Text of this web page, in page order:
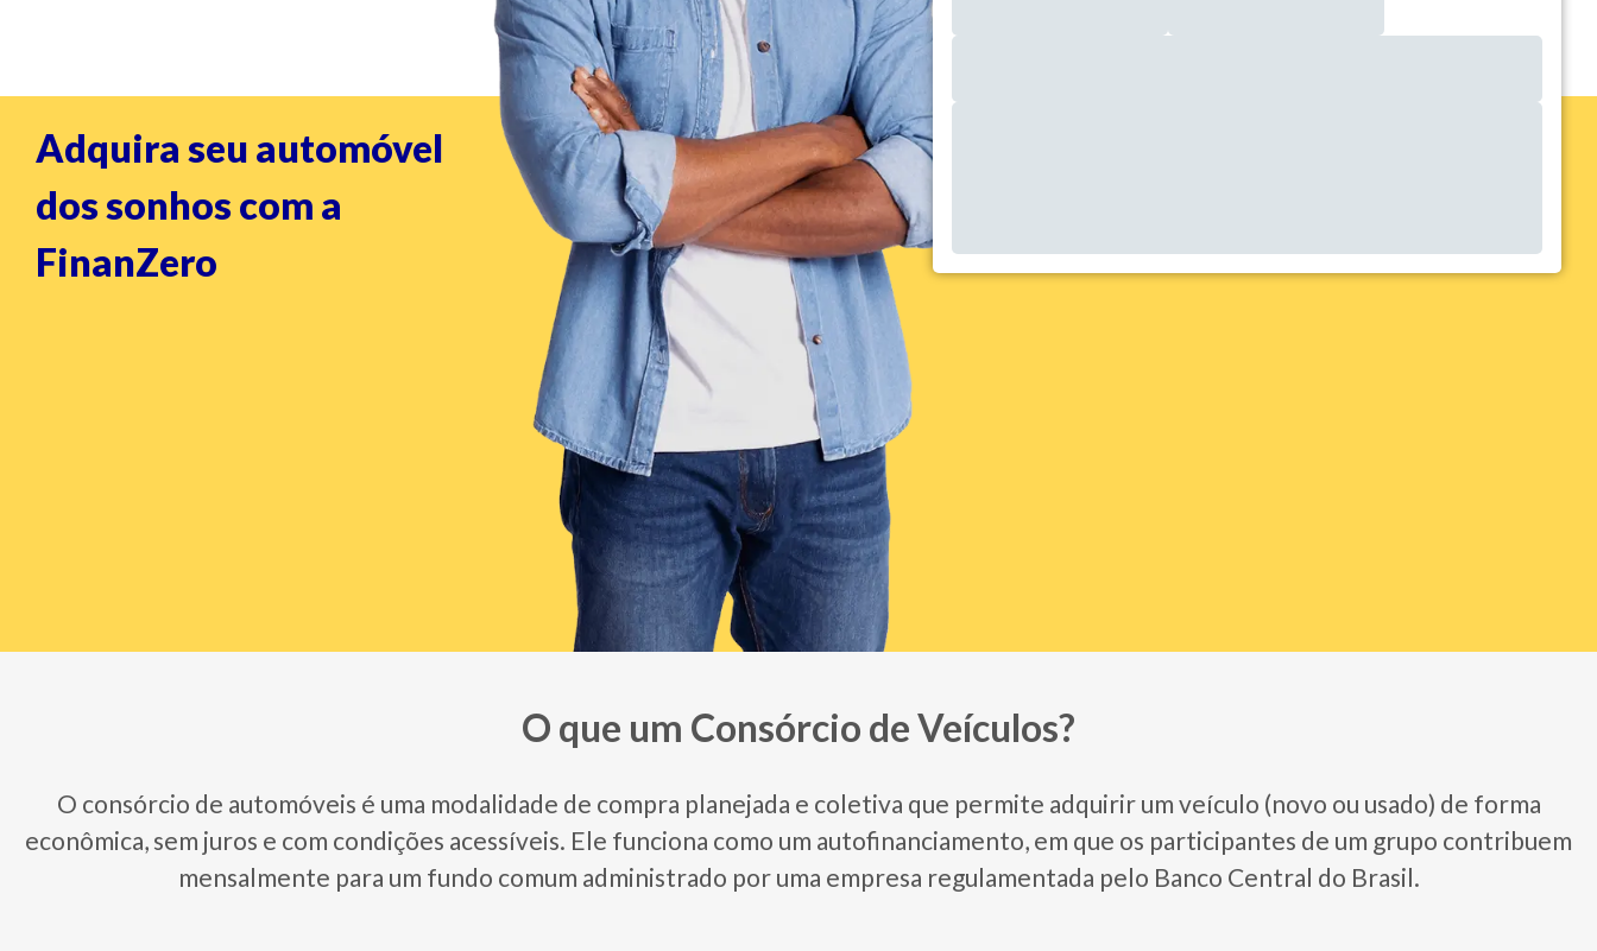
Adquira seu automóvel
dos sonhos com a
FinanZero
O que um Consórcio de Veículos?
O consórcio de automóveis é uma modalidade de compra planejada e coletiva que permite adquirir um veículo (novo ou usado) de forma
econômica, sem juros e com condições acessíveis. Ele funciona como um autofinanciamento, em que os participantes de um grupo contribuem
mensalmente para um fundo comum administrado por uma empresa regulamentada pelo Banco Central do Brasil.